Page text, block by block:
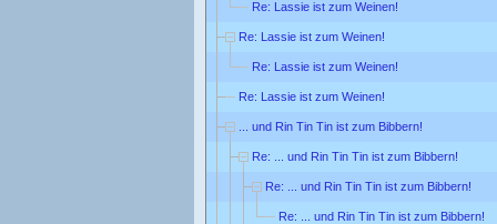
Re: Lassie ist zum Weinen!
Re: Lassie ist zum Weinen!
Re: Lassie ist zum Weinen!
Re: Lassie ist zum Weinen!
... und Rin Tin Tin ist zum Bibbern!
Re: ... und Rin Tin Tin ist zum Bibbern!
Re: ... und Rin Tin Tin ist zum Bibbern!
Re: ... und Rin Tin Tin ist zum Bibbern!